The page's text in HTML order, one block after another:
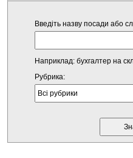
Введіть назву посади або
Наприклад: бухгалтер на
Рубрика: